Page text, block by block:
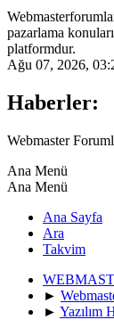
pazarlama
platformdur.
Ağu 07, 2026,
Haberler:
Webmaster
Ana Menü
Ana Menü
Ana Sayfa
Ara
Takvim
►
► Yazılım